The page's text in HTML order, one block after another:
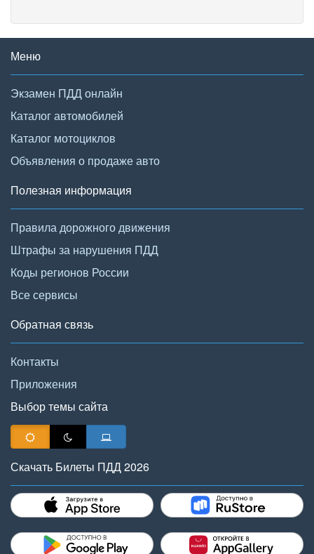
Меню
Экзамен ПДД онлайн
Каталог автомобилей
Каталог мотоциклов
Объявления о продаже авто
Полезная информация
Правила дорожного движения
Штрафы за нарушения ПДД
Коды регионов России
Все сервисы
Обратная связь
Контакты
Приложения
Выбор темы сайта
Скачать Билеты ПДД 2026